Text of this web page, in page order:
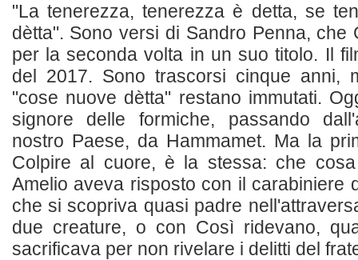
"La tenerezza, tenerezza è detta, se
dètta". Sono versi di Sandro Penna, che
per la seconda volta in un suo titolo. Il
del 2017. Sono trascorsi cinque anni,
"cose nuove dètta" restano immutati.
signore delle formiche, passando
nostro Paese, da Hammamet. Ma la
Colpire al cuore, è la stessa: che
Amelio aveva risposto con il carabiniere
che si scopriva quasi padre
due creature, o con Così ridevano,
sacrificava per non rivelare i delitti del